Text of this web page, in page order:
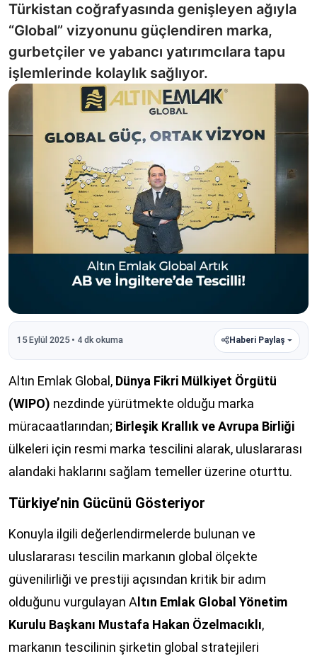
Türkistan coğrafyasında genişleyen ağıyla
“Global” vizyonunu güçlendiren marka,
gurbetçiler ve yabancı yatırımcılara tapu
işlemlerinde kolaylık sağlıyor.
15 Eylül 2025 • 4 dk okuma Haberi Paylaş
Altın Emlak Global, Dünya Fikri Mülkiyet Örgütü
(WIPO) nezdinde yürütmekte olduğu marka
müracaatlarından; Birleşik Krallık ve Avrupa Birliği
ülkeleri için resmi marka tescilini alarak, uluslararası
alandaki haklarını sağlam temeller üzerine oturttu.
Türkiye’nin Gücünü Gösteriyor
Konuyla ilgili değerlendirmelerde bulunan ve
uluslararası tescilin markanın global ölçekte
güvenilirliği ve prestiji açısından kritik bir adım
olduğunu vurgulayan A ltın Emlak Global Yönetim
Kurulu Başkanı Mustafa Hakan Özelmacıklı,
markanın tescilinin şirketin global stratejileri